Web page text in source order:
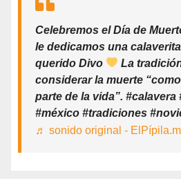
Celebremos el Día de
le dedicamos una
querido Divo
La
considerar la muerte
parte de la vida”. #calavera
#méxico #tradiciones
♬ sonido original -